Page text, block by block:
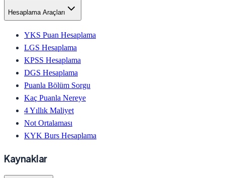
Hesaplama Araçları
YKS Puan Hesaplama
LGS Hesaplama
KPSS Hesaplama
DGS Hesaplama
Puanla Bölüm Sorgu
Kaç Puanla Nereye
4 Yıllık Maliyet
Not Ortalaması
KYK Burs Hesaplama
Kaynaklar